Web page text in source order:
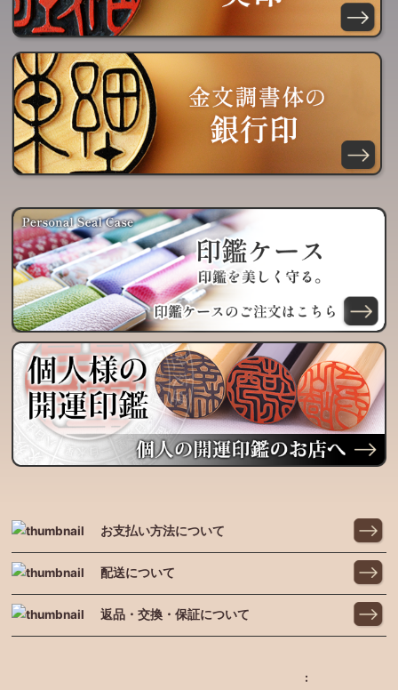
お支払い方法について
配送について
返品・交換・保証について
: